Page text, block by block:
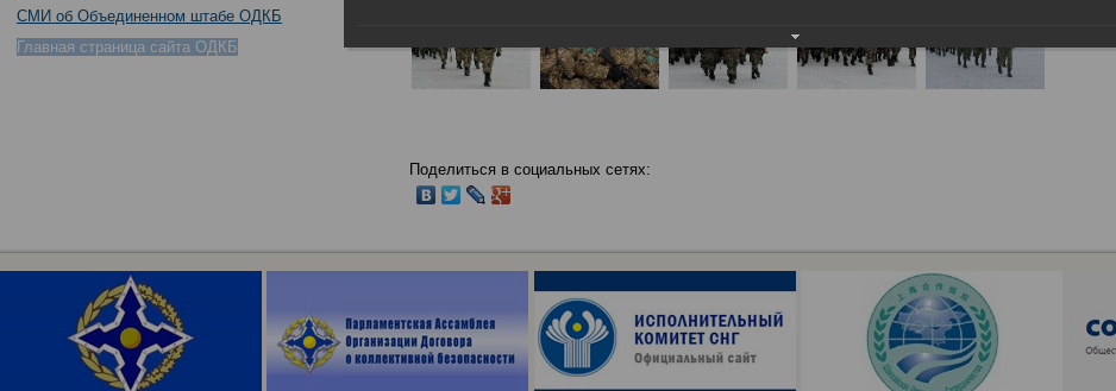
СМИ об Объединенном штабе ОДКБ
Главная страница сайта ОДКБ
Поделиться в социальных сетях: